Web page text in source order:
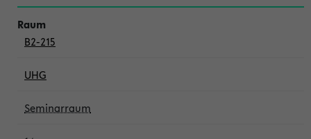
B2-215
UHG
Seminarraum